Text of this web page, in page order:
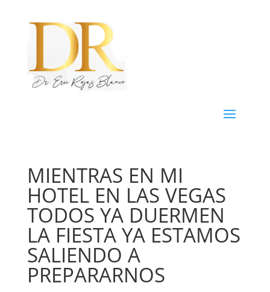
MIENTRAS EN MI
HOTEL EN LAS VEGAS
TODOS YA DUERMEN
LA FIESTA YA ESTAMOS
SALIENDO A
PREPARARNOS